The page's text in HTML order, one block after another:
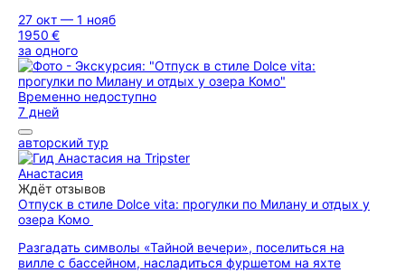
27 окт — 1 нояб
1950 €
за одного
Временно недоступно
7 дней
авторский тур
Анастасия
Ждёт отзывов
Отпуск в стиле Dolce vita: прогулки по Милану и отдых у
озера Комо
Разгадать символы «Тайной вечери», поселиться на
вилле с бассейном, насладиться фуршетом на яхте